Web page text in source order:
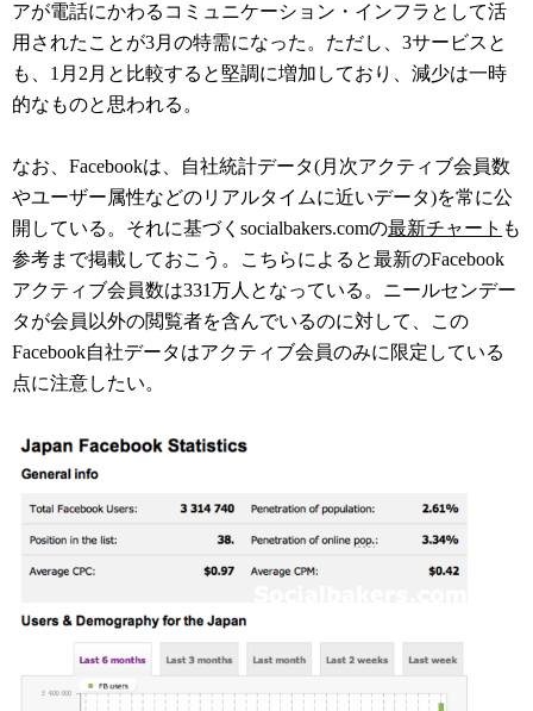
アが電話にかわるコミュニケーション・インフラとして活
用されたことが3月の特需になった。ただし、3サービスと
も、1月2月と比較すると堅調に増加しており、減少は一時
的なものと思われる。
なお、Facebookは、自社統計データ(月次アクティブ会員数
やユーザー属性などのリアルタイムに近いデータ)を常に公
開している。それに基づくsocialbakers.comの最新チャート も
参考まで掲載しておこう。こちらによると最新のFacebook
アクティブ会員数は331万人となっている。ニールセンデー
タが会員以外の閲覧者を含んでいるのに対して、この
Facebook自社データはアクティブ会員のみに限定している
点に注意したい。